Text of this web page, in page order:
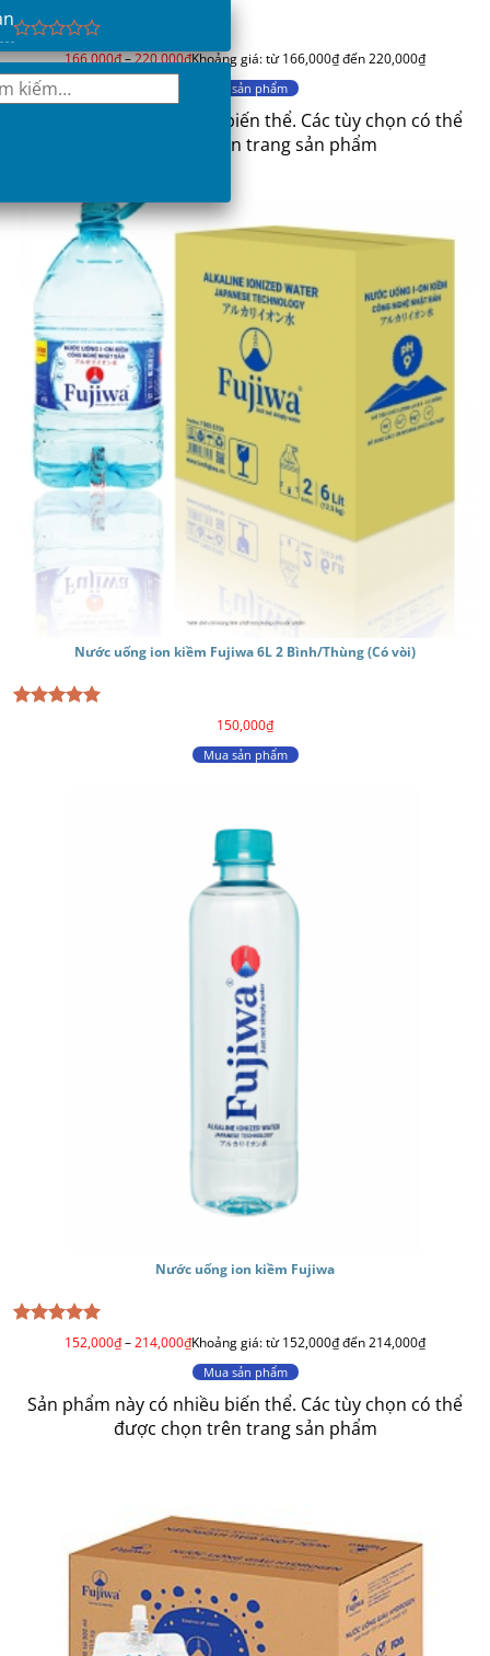
Giỏ hàng /0
Được
xếp
hạng
0
166,000₫–220,000₫Khoảng giá: từ 166,000₫ đến 220,000₫
Mua sản phẩm
Sản phẩm này có nhiều biến thể. Các tùy chọn có thể
được chọn trên trang sản phẩm
Nước uống ion kiềm Fujiwa 6L 2 Bình/Thùng (Có vòi)
150,000₫
Mua sản phẩm
Nước uống ion kiềm Fujiwa
Được xếp152,000₫–214,000₫Khoảng giá: từ 152,000₫ đến 214,000₫
Mua sản phẩm
Sản phẩm này có nhiều biến thể. Các tùy chọn có thể
được chọn trên trang sản phẩm